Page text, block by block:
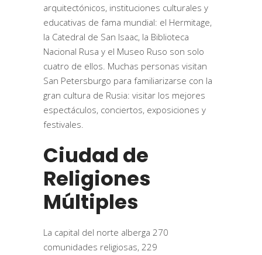
arquitectónicos, instituciones culturales y
educativas de fama mundial: el Hermitage,
la Catedral de San Isaac, la Biblioteca
Nacional Rusa y el Museo Ruso son solo
cuatro de ellos. Muchas personas visitan
San Petersburgo para familiarizarse con la
gran cultura de Rusia: visitar los mejores
espectáculos, conciertos, exposiciones y
festivales.
Ciudad de
Religiones
Múltiples
La capital del norte alberga 270
comunidades religiosas, 229